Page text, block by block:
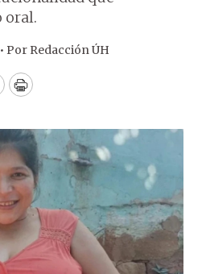
oral.
Por Redacción ÚH
Print